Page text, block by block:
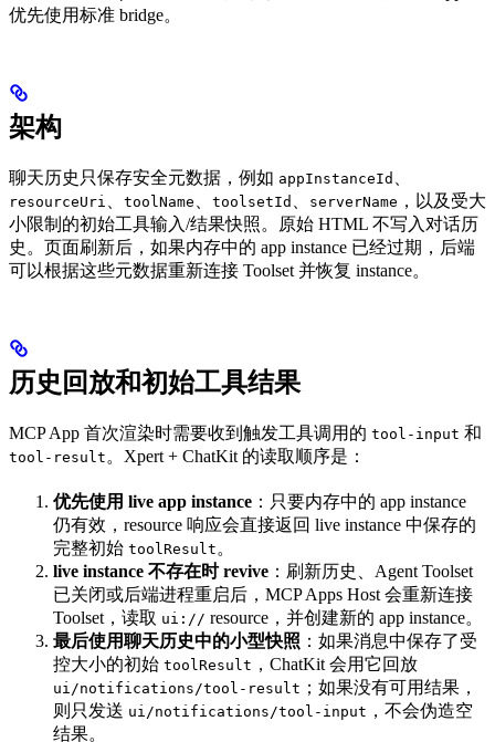
优先使用标准 bridge。
架构
聊天历史只保存安全元数据，例如 appInstanceId
resourceUri toolName toolsetId serverName ，以及受大
小限制的初始工具输入/结果快照。原始 HTML 不写入对话历
史。页面刷新后，如果内存中的 app instance 已经过期，后端
可以根据这些元数据重新连接 Toolset 并恢复 instance。
历史回放和初始工具结果
MCP App 首次渲染时需要收到触发工具调用的 tool-input 和
tool-result 。Xpert + ChatKit 的读取顺序是：
优先使用 live app instance ：只要内存中的 app instance
仍有效，resource 响应会直接返回 live instance 中保存的
完整初始 toolResult 。
live instance 不存在时 revive ：刷新历史、Agent Toolset
已关闭或后端进程重启后，MCP Apps Host 会重新连接
Toolset，读取 ui:// resource，并创建新的 app instance。
最后使用聊天历史中的小型快照 ：如果消息中保存了受
控大小的初始 toolResult ，ChatKit 会用它回放
ui/notifications/tool-result ；如果没有可用结果，
则只发送 ui/notifications/tool-input ，不会伪造空
结果。